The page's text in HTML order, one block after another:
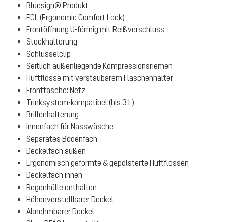
Bluesign® Produkt
ECL (Ergonomic Comfort Lock)
Frontöffnung U-förmig mit Reißverschluss
Stockhalterung
Schlüsselclip
Seitlich außenliegende Kompressionsriemen
Hüftflosse mit verstaubarem Flaschenhalter
Fronttasche: Netz
Trinksystem-kompatibel (bis 3 L)
Brillenhalterung
Innenfach für Nasswäsche
Separates Bodenfach
Deckelfach außen
Ergonomisch geformte & gepolsterte Hüftflossen
Deckelfach innen
Regenhülle enthalten
Höhenverstellbarer Deckel
Abnehmbarer Deckel